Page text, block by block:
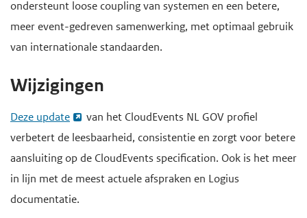
ondersteunt loose coupling van systemen en een betere,
meer event-gedreven samenwerking, met optimaal gebruik
van internationale standaarden.
Wijzigingen
Deze update
van het CloudEvents NL GOV profiel
verbetert de leesbaarheid, consistentie en zorgt voor betere
aansluiting op de CloudEvents specification. Ook is het meer
in lijn met de meest actuele afspraken en Logius
documentatie.